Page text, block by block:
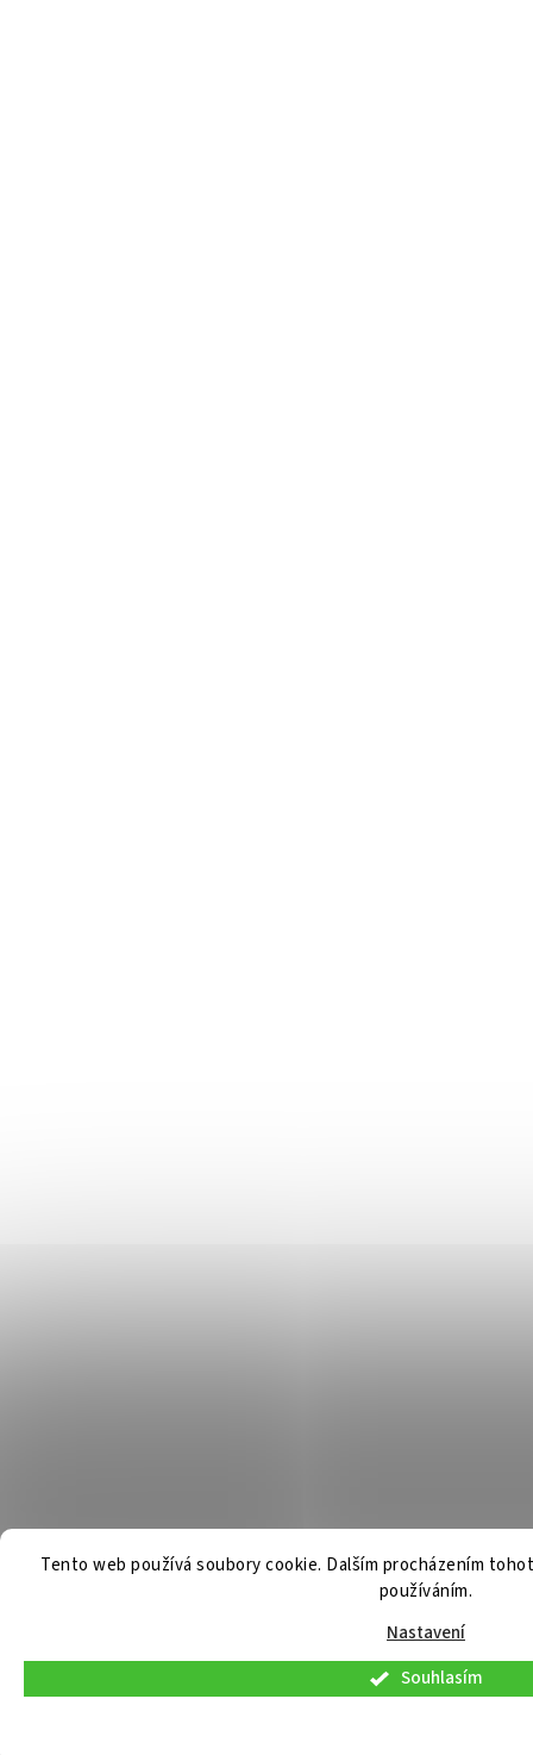
Tento web používá soubory cookie. Dalším procházením
používáním.
Nastavení
Souhlasím
V pátek 7. 8. 2026 budou osobní konzultace a telefonická podpora dostupné